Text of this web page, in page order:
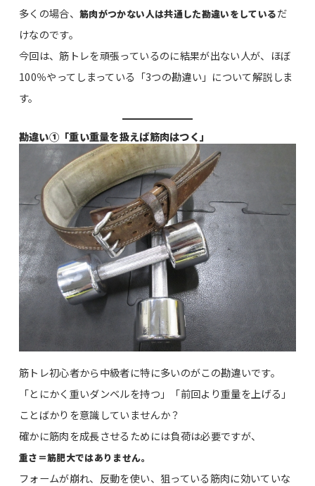
多くの場合、筋肉がつかない人は共通した勘違いをしているだ
けなのです。
今回は、筋トレを頑張っているのに結果が出ない人が、ほぼ
100％やってしまっている「3つの勘違い」について解説しま
す。
勘違い①「重い重量を扱えば筋肉はつく」
筋トレ初心者から中級者に特に多いのがこの勘違いです。
「とにかく重いダンベルを持つ」「前回より重量を上げる」
ことばかりを意識していませんか？
確かに筋肉を成長させるためには負荷は必要ですが、
重さ＝筋肥大ではありません。
フォームが崩れ、反動を使い、狙っている筋肉に効いていな